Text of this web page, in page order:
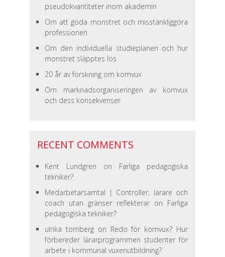
pseudokvantiteter inom akademin
Om att göda monstret och misstänkliggöra
professionen
Om den individuella studieplanen och hur
monstret släpptes lös
20 år av forskning om komvux
Om marknadsorganiseringen av komvux
och dess konsekvenser
RECENT COMMENTS
Kent Lundgren on Farliga pedagogiska
tekniker?
Medarbetarsamtal | Controller, lärare och
coach utan gränser reflekteraron Farliga
pedagogiska tekniker?
ulrika tornbergon Redo för komvux? Hur
förbereder lärarprogrammen studenter för
arbete i kommunal vuxenutbildning?